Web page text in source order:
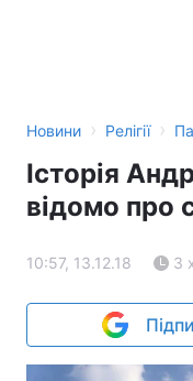
Новини › Релігії ›
Історія
відомо про
10:57, 13.12.18 3